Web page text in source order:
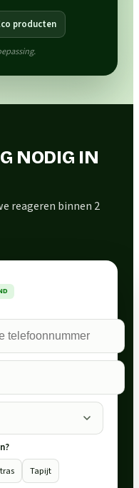
producten
NODIG IN
reageren binnen 2
Tapijt